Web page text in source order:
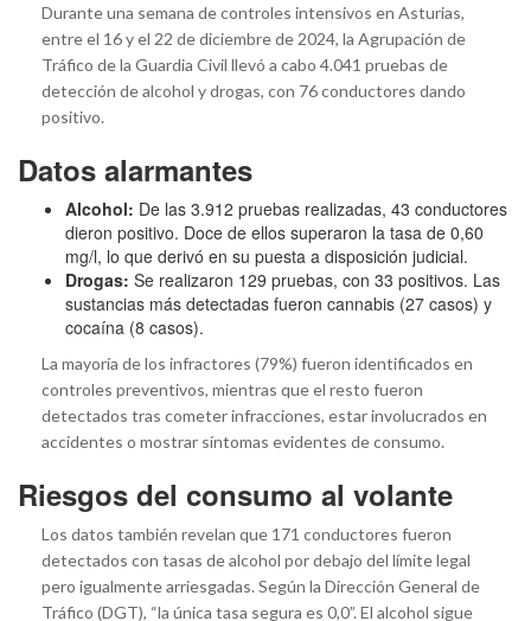
Durante una semana de controles intensivos en Asturias,
entre el 16 y el 22 de diciembre de 2024, la Agrupación de
Tráfico de la Guardia Civil llevó a cabo 4.041 pruebas de
detección de alcohol y drogas, con 76 conductores dando
positivo.
Datos alarmantes
Alcohol: De las 3.912 pruebas realizadas, 43 conductores
dieron positivo. Doce de ellos superaron la tasa de 0,60
mg/l, lo que derivó en su puesta a disposición judicial.
Drogas: Se realizaron 129 pruebas, con 33 positivos. Las
sustancias más detectadas fueron cannabis (27 casos) y
cocaína (8 casos).
La mayoría de los infractores (79%) fueron identificados en
controles preventivos, mientras que el resto fueron
detectados tras cometer infracciones, estar involucrados en
accidentes o mostrar síntomas evidentes de consumo.
Riesgos del consumo al volante
Los datos también revelan que 171 conductores fueron
detectados con tasas de alcohol por debajo del límite legal
pero igualmente arriesgadas. Según la Dirección General de
Tráfico (DGT), “la única tasa segura es 0,0”. El alcohol sigue